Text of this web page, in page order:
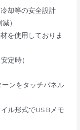
却等の安全設計
）
を使用しておりま
定時）
ンをタッチパネル
ル形式でUSBメモ